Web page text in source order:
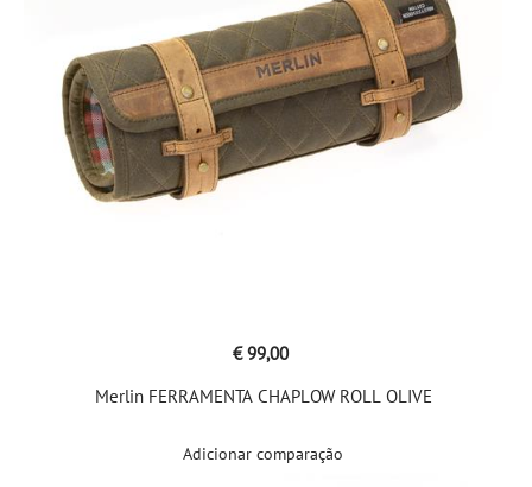
€ 99,00
Merlin FERRAMENTA CHAPLOW ROLL OLIVE
Adicionar comparação